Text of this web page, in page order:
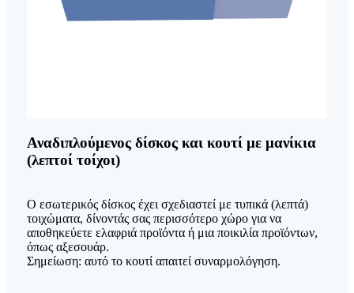
Αναδιπλούμενος δίσκος και κουτί με μανίκια
(λεπτοί τοίχοι)
Ο εσωτερικός δίσκος έχει σχεδιαστεί με τυπικά (λεπτά)
τοιχώματα, δίνοντάς σας περισσότερο χώρο για να
αποθηκεύετε ελαφριά προϊόντα ή μια ποικιλία προϊόντων,
όπως αξεσουάρ.
Σημείωση: αυτό το κουτί απαιτεί συναρμολόγηση.